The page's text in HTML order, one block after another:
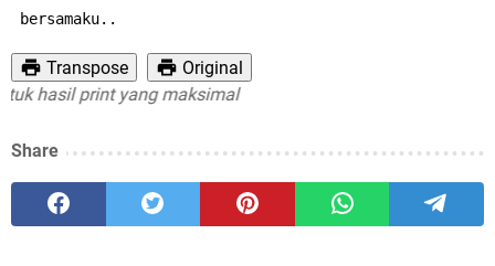
bersamaku..
Transpose
Original
hasil print yang maksimal
Share